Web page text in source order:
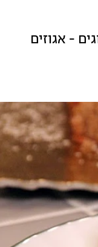
- אגוזים